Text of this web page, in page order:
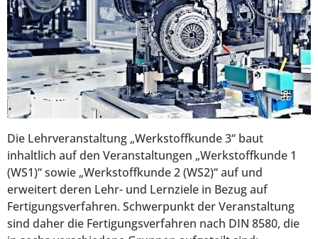
Die Lehrveranstaltung „Werkstoffkunde 3“ baut
inhaltlich auf den Veranstaltungen „Werkstoffkunde 1
(WS1)“ sowie „Werkstoffkunde 2 (WS2)“ auf und
erweitert deren Lehr- und Lernziele in Bezug auf
Fertigungsverfahren. Schwerpunkt der Veranstaltung
sind daher die Fertigungsverfahren nach DIN 8580, die